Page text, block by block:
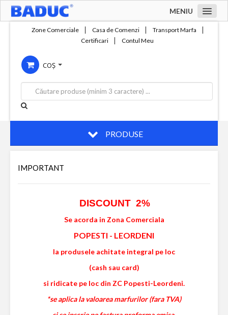
MENIU
Compania
Servicii
Productie
Contact
Zone Comerciale Casa de Comenzi
Transport Marfa
Certificari
Contul Meu
COȘ
PRODUSE
IMPORTANT
DISCOUNT 2%
Se acorda in Zona Comerciala
POPESTI - LEORDENI
la produsele achitate integral pe loc
(cash sau card)
si ridicate pe loc din ZC Popesti-Leordeni.
*se aplica la valoarea marfurilor (fara TVA)